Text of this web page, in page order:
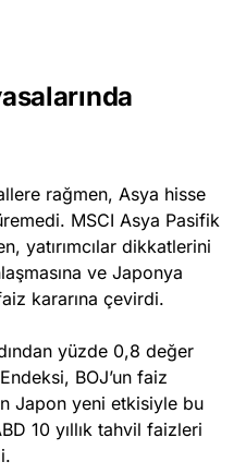
rağmen, Asya hisse
MSCI Asya Pasifik
yatırımcılar dikkatlerini
ve Japonya
kararına çevirdi.
yüzde 0,8 değer
BOJ’un faiz
Japon yeni etkisiyle bu
10 yıllık tahvil faizleri